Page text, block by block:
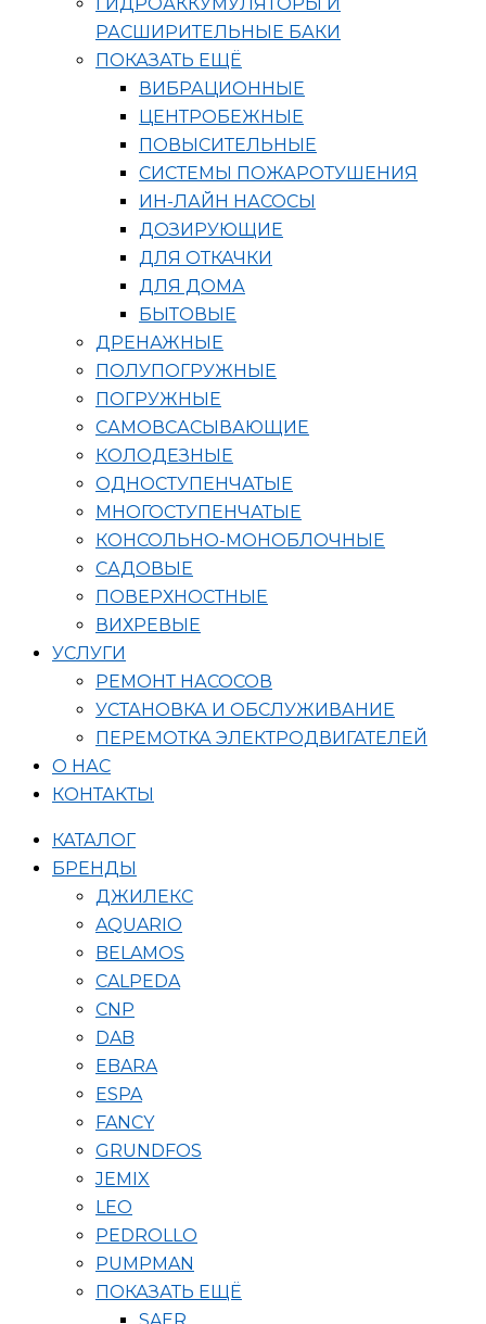
РАСШИРИТЕЛЬНЫЕ БАКИ
ПОКАЗАТЬ ЕЩЁ
ВИБРАЦИОННЫЕ
ЦЕНТРОБЕЖНЫЕ
ПОВЫСИТЕЛЬНЫЕ
СИСТЕМЫ ПОЖАРОТУШЕНИЯ
ИН-ЛАЙН НАСОСЫ
ДОЗИРУЮЩИЕ
ДЛЯ ОТКАЧКИ
ДЛЯ ДОМА
БЫТОВЫЕ
ДРЕНАЖНЫЕ
ПОЛУПОГРУЖНЫЕ
ПОГРУЖНЫЕ
САМОВСАСЫВАЮЩИЕ
КОЛОДЕЗНЫЕ
ОДНОСТУПЕНЧАТЫЕ
МНОГОСТУПЕНЧАТЫЕ
КОНСОЛЬНО-МОНОБЛОЧНЫЕ
САДОВЫЕ
ПОВЕРХНОСТНЫЕ
ВИХРЕВЫЕ
УСЛУГИ
РЕМОНТ НАСОСОВ
УСТАНОВКА И ОБСЛУЖИВАНИЕ
ПЕРЕМОТКА ЭЛЕКТРОДВИГАТЕЛЕЙ
О НАС
КОНТАКТЫ
КАТАЛОГ
БРЕНДЫ
ДЖИЛЕКС
AQUARIO
BELAMOS
CALPEDA
CNP
DAB
EBARA
ESPA
FANCY
GRUNDFOS
JEMIX
LEO
PEDROLLO
PUMPMAN
ПОКАЗАТЬ ЕЩЁ